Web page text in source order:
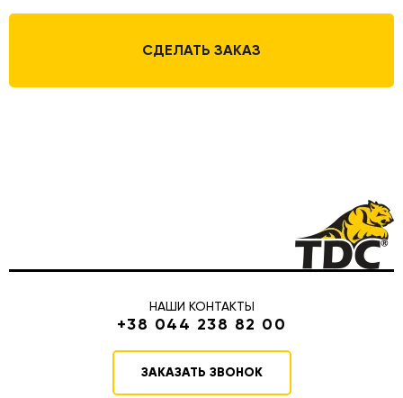
СДЕЛАТЬ ЗАКАЗ
НАШИ КОНТАКТЫ
+38 044 238 82 00
ЗАКАЗАТЬ ЗВОНОК